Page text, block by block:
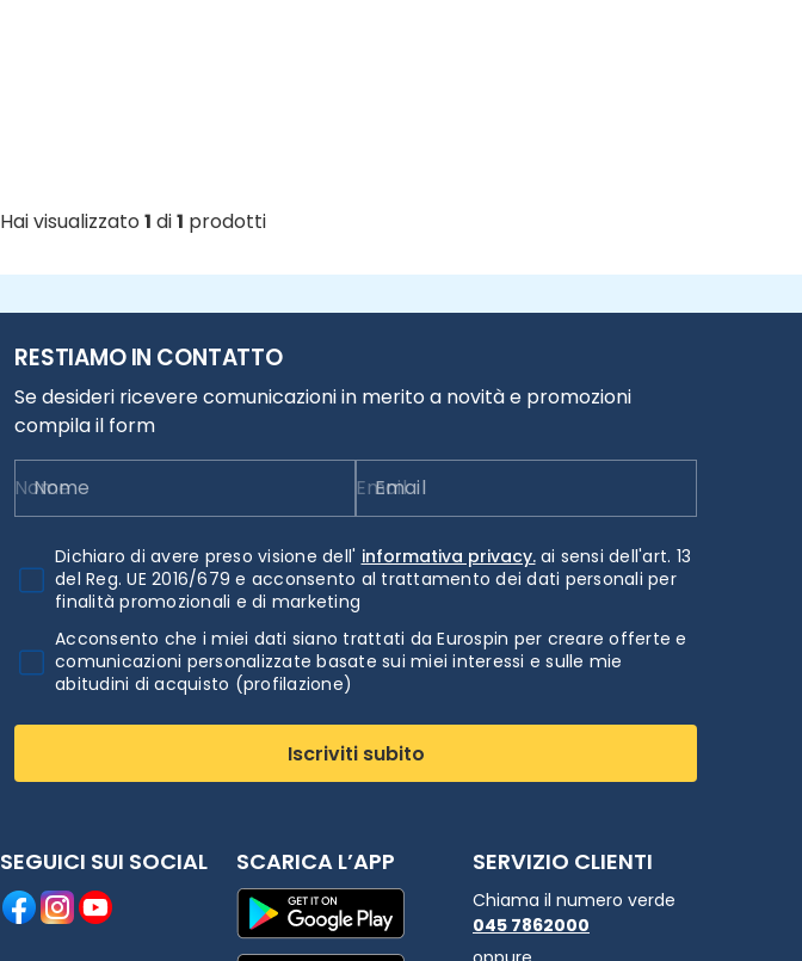
Hai visualizzato 1 di1 prodotti
RESTIAMO IN CONTATTO
Se desideri ricevere comunicazioni in merito a novità e promozioni
compila il form
Nome Email
Dichiaro di avere preso visione dell' informativa privacy.ai sensi dell'art. 13
del Reg. UE 2016/679 e acconsento al trattamento dei dati personali per
finalità promozionali e di marketing
Acconsento che i miei dati siano trattati da Eurospin per creare offerte e
comunicazioni personalizzate basate sui miei interessi e sulle mie
abitudini di acquisto (profilazione)
Iscriviti subito
SEGUICI SUI SOCIAL SCARICA L’APP SERVIZIO CLIENTI
Chiama il numero verde
045 7862000